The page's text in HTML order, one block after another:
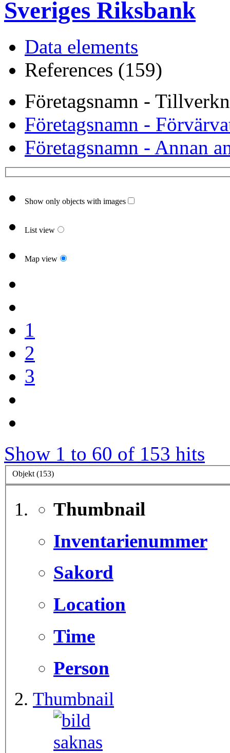
Sveriges Riksbank
Data elements
References (159)
Företagsnamn -
Företagsnamn -
Företagsnamn - Annan
Show only objects with images
List view
Map view
1
2
3
Show 1 to 60 of 153 hits
Objekt (153)
Thumbnail
Inventarienummer
Sakord
Location
Time
Person
Thumbnail